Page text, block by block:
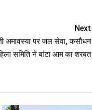
Next
अमावस्या पर जल सेवा, कसौधन
समिति ने बांटा आम का शरबत